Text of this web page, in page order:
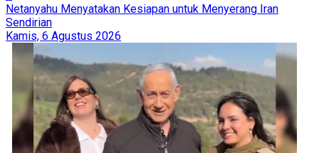
Netanyahu Menyatakan Kesiapan untuk Menyerang Iran
Sendirian
Kamis, 6 Agustus 2026